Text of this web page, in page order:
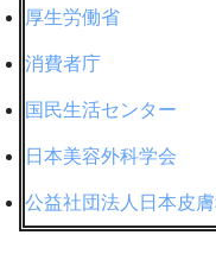
厚生労働省
消費者庁
国民生活センター
日本美容外科学会
公益社団法人日本皮